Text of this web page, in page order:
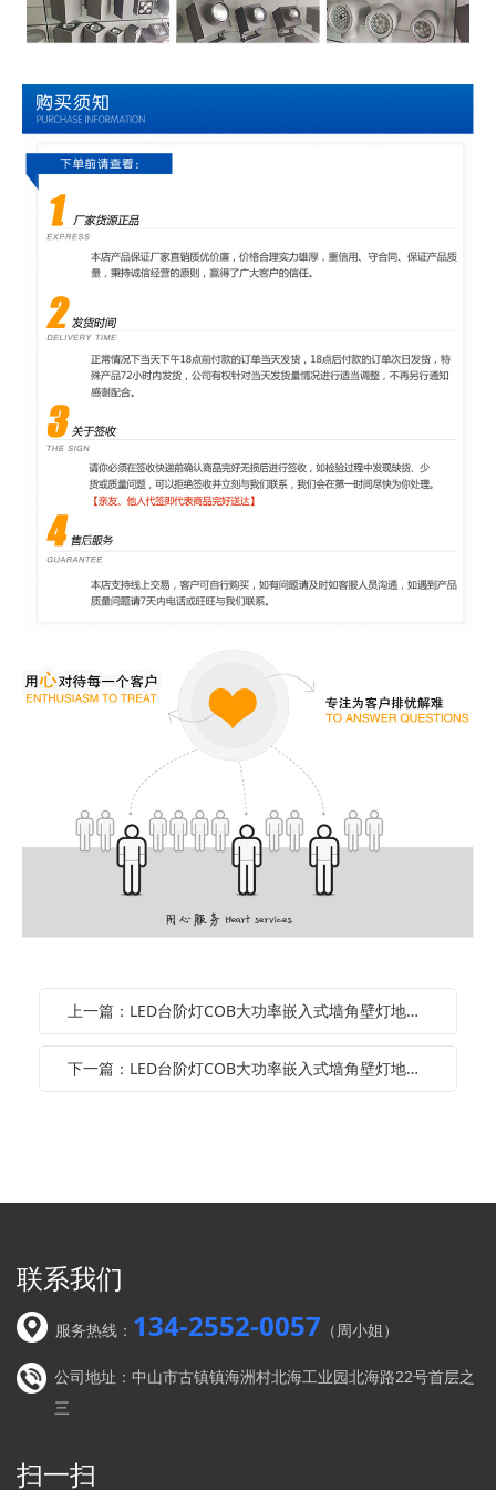
上一篇：LED台阶灯COB大功率嵌入式墙角壁灯地脚灯暗装户外防水走廊墙角灯
下一篇：LED台阶灯COB大功率嵌入式墙角壁灯地脚灯暗装户外防水走廊墙角灯
联系我们
服务热线： 134-2552-0057 （周小姐）
公司地址：中山市古镇镇海洲村北海工业园北海路22号首层之
三
扫一扫